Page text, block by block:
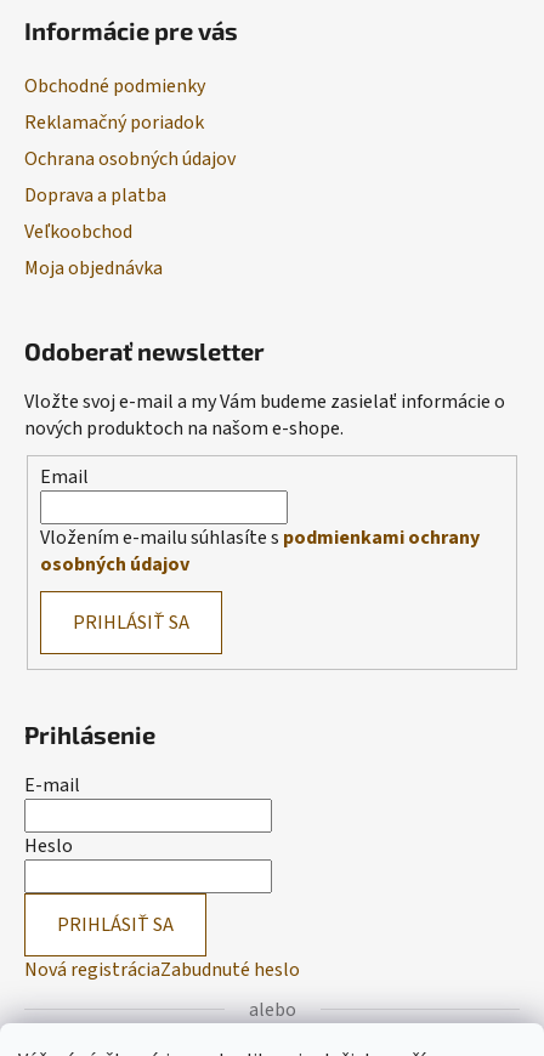
Informácie pre vás
Obchodné podmienky
Reklamačný poriadok
Ochrana osobných údajov
Doprava a platba
Veľkoobchod
Moja objednávka
Odoberať newsletter
Vložte svoj e-mail a my Vám budeme zasielať informácie o
nových produktoch na našom e-shope.
Email
Vložením e-mailu súhlasíte s podmienkami ochrany
osobných údajov
PRIHLÁSIŤ SA
Prihlásenie
E-mail
Heslo
PRIHLÁSIŤ SA
Nová registráciaZabudnuté heslo
alebo